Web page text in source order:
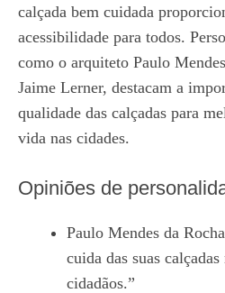
calçada bem cuidada
acessibilidade para todos.
como o arquiteto Paulo
Jaime Lerner, destacam a
qualidade das calçadas para
vida nas cidades.
Opiniões de
Paulo Mendes da
cuida das suas
cidadãos.”